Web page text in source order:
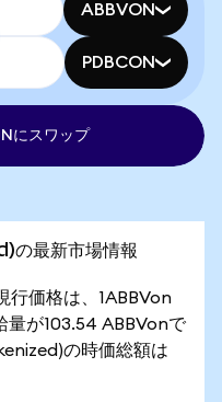
ABBVON
PDBCON
にスワップ
最新市場情報
価格は、1ABBVon
量が103.54 ABBVonで
の時価総額は